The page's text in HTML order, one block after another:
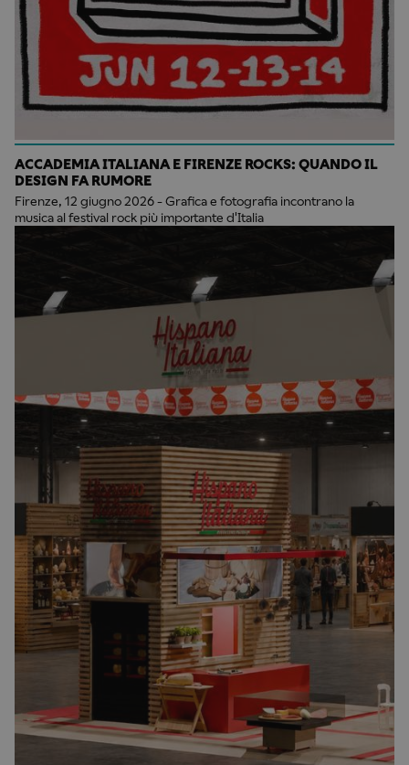
ACCADEMIA ITALIANA E FIRENZE ROCKS: QUANDO IL
DESIGN FA RUMORE
Firenze, 12 giugno 2026 - Grafica e fotografia incontrano la
musica al festival rock più importante d'Italia